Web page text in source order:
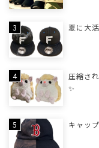
夏に大
圧縮さ
✨
キャッ